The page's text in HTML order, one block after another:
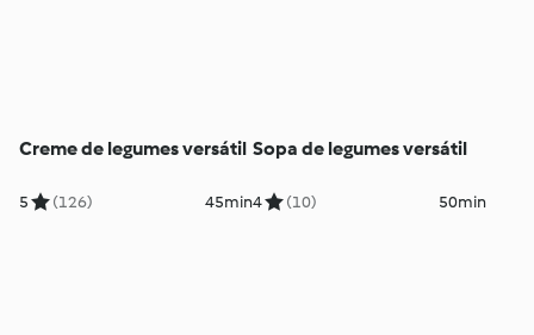
Creme de legumes versátil
5 (126) 45min
Sopa de legumes versátil
4 (10) 50min